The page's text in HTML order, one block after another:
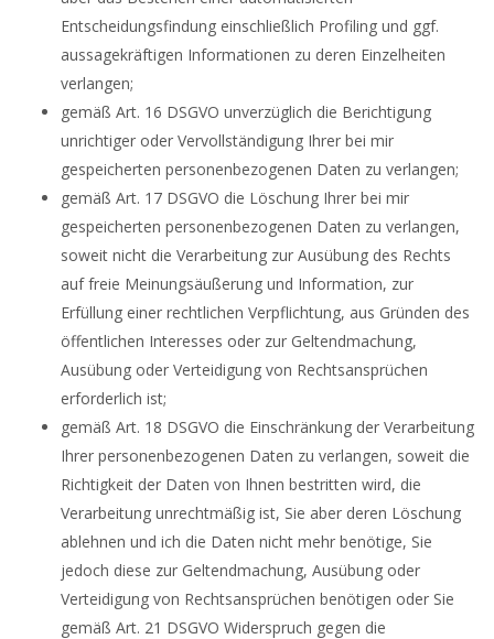
Entscheidungsfindung einschließlich Profiling und ggf.
aussagekräftigen Informationen zu deren Einzelheiten
verlangen;
gemäß Art. 16 DSGVO unverzüglich die Berichtigung
unrichtiger oder Vervollständigung Ihrer bei mir
gespeicherten personenbezogenen Daten zu verlangen;
gemäß Art. 17 DSGVO die Löschung Ihrer bei mir
gespeicherten personenbezogenen Daten zu verlangen,
soweit nicht die Verarbeitung zur Ausübung des Rechts
auf freie Meinungsäußerung und Information, zur
Erfüllung einer rechtlichen Verpflichtung, aus Gründen des
öffentlichen Interesses oder zur Geltendmachung,
Ausübung oder Verteidigung von Rechtsansprüchen
erforderlich ist;
gemäß Art. 18 DSGVO die Einschränkung der Verarbeitung
Ihrer personenbezogenen Daten zu verlangen, soweit die
Richtigkeit der Daten von Ihnen bestritten wird, die
Verarbeitung unrechtmäßig ist, Sie aber deren Löschung
ablehnen und ich die Daten nicht mehr benötige, Sie
jedoch diese zur Geltendmachung, Ausübung oder
Verteidigung von Rechtsansprüchen benötigen oder Sie
gemäß Art. 21 DSGVO Widerspruch gegen die